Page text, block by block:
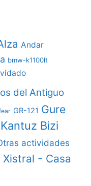
Andar
bmw-k1100lt
del Antiguo
GR-121 Gure
Kantuz Bizi
actividades
Xistral - Casa